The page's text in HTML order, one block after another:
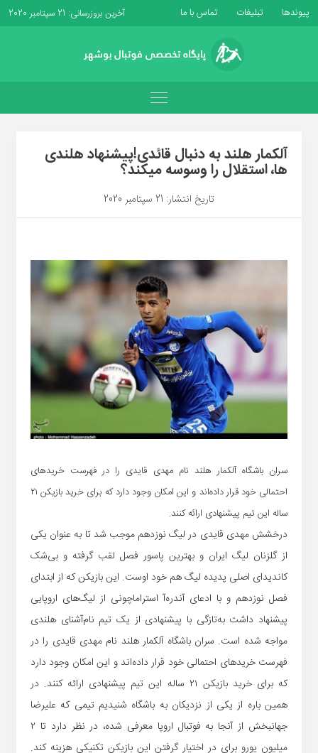
پیوندها تبلیغات تماس با ما آخرین بروزرسانی: 21 سپتامبر 2020
آلکمار هلند به دنبال قائدی!پیشنهاد هلندی
ها، استقلال را وسوسه میکند؟
تاریخ انتشار: 21 سپتامبر 2020
سران باشگاه آلکمار هلند نام مهدی قایدی را در فهرست خرید‌های
احتمالی خود قرار داده‌اند و این امکان وجود دارد که برای خرید بازیکن ۲۱
ساله این تیم پیشنهادی ارائه کنند.
درخشش مهدی قایدی در لیگ نوزدهم موجب شد تا به عنوان یکی
از گلزنان لیگ ایران و بهترین پاسور فصل لقب گرفته و بی‌شک
کاندیدای اصلی پدیده لیگ هم خود اوست. این بازیکن که از ابتدای
فصل نوزدهم و با ادعای آندره‌آ استراماچونی از لیگ‌های اروپایی
پیشنهاد داشت به‌تازگی با پیشنهادی از یک تیم نام‌آشنای هلندی
مواجه شده است. سران باشگاه آلکمار هلند نام مهدی قایدی را در
فهرست خرید‌های احتمالی خود قرار داده‌اند و این امکان وجود دارد
که برای خرید بازیکن ۲۱ ساله این تیم پیشنهادی ارائه کنند. در
همین باره از یکی از نزدیکان به باشگاه شنیدیم تیمی که علیرضا
جهانبخش از آنجا به فوتبال اروپا معرفی شده، در نظر دارد تا ۲
میلیون یورو برای در اختیار گرفتن این بازیکن تکنیکی هزینه کند.